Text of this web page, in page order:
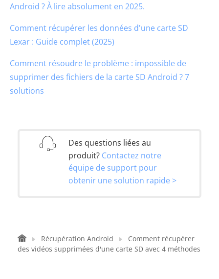
Android ? À lire absolument en 2025.
Comment récupérer les données d'une carte SD
Lexar : Guide complet (2025)
Comment résoudre le problème : impossible de
supprimer des fichiers de la carte SD Android ? 7
solutions
Des questions liées au
produit? Contactez notre
équipe de support pour
obtenir une solution rapide >
Récupération Android
Comment récupérer
des vidéos supprimées d'une carte SD avec 4 méthodes